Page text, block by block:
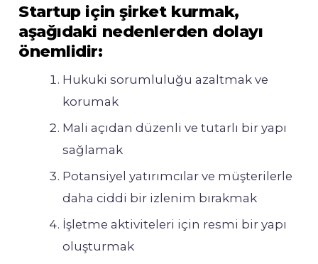
Startup için şirket kurmak,
aşağıdaki nedenlerden dolayı
önemlidir:
Hukuki sorumluluğu azaltmak ve
korumak
Mali açıdan düzenli ve tutarlı bir yapı
sağlamak
Potansiyel yatırımcılar ve müşterilerle
daha ciddi bir izlenim bırakmak
İşletme aktiviteleri için resmi bir yapı
oluşturmak